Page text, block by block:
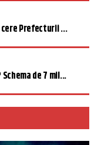
cere Prefecturii ...
de 7 mil...